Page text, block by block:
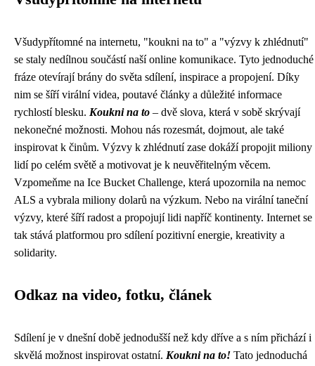
Všudypřítomné na internetu, "koukni na to" a "výzvy k zhlédnutí"
se staly nedílnou součástí naší online komunikace. Tyto jednoduché
fráze otevírají brány do světa sdílení, inspirace a propojení. Díky
nim se šíří virální videa, poutavé články a důležité informace
rychlostí blesku. Koukni na to – dvě slova, která v sobě skrývají
nekonečné možnosti. Mohou nás rozesmát, dojmout, ale také
inspirovat k činům. Výzvy k zhlédnutí zase dokáží propojit miliony
lidí po celém světě a motivovat je k neuvěřitelným věcem.
Vzpomeňme na Ice Bucket Challenge, která upozornila na nemoc
ALS a vybrala miliony dolarů na výzkum. Nebo na virální taneční
výzvy, které šíří radost a propojují lidi napříč kontinenty. Internet se
tak stává platformou pro sdílení pozitivní energie, kreativity a
solidarity.
Odkaz na video, fotku, článek
Sdílení je v dnešní době jednodušší než kdy dříve a s ním přichází i
skvělá možnost inspirovat ostatní. Koukni na to! Tato jednoduchá